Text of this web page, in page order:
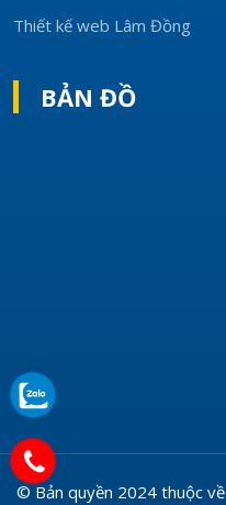
Thiết kế web Lâm Đồng
BẢN ĐỒ
© Bản quyền 2024 thuộc về